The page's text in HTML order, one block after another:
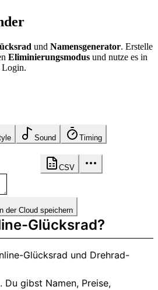
und Namensgenerator. Erstelle
Eliminierungsmodus und nutze es in
Login.
Sound Timing
CSV
In der Cloud speichern
Glücksrad?
Glücksrad und Drehrad-
Du gibst Namen, Preise,